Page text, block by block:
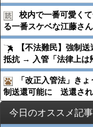
校内で一番可愛く
る一番スケベな江藤さん
【不法難民】強制
抵抗 → 入管「法律上は
「改正入管法」き
制送還可能に 送還さ
今日のオススメ記事